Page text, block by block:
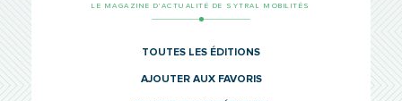
LE MAGAZINE D’ACTUALITÉ DE SYTRAL MOBILITÉS
TOUTES LES ÉDITIONS
AJOUTER AUX FAVORIS